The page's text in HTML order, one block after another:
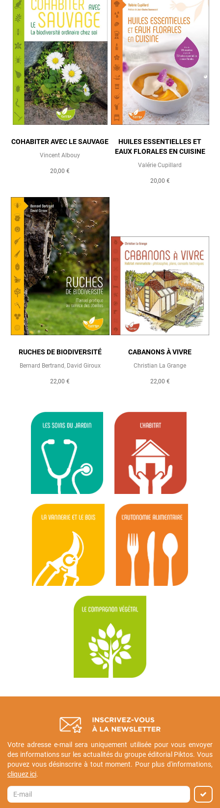
COHABITER AVEC LE SAUVAGE
Vincent Albouy
20,00 €
HUILES ESSENTIELLES ET
EAUX FLORALES EN CUISINE
Valérie Cupillard
20,00 €
RUCHES DE BIODIVERSITÉ
Bernard Bertrand David Giroux
22,00 €
CABANONS À VIVRE
Christian La Grange
22,00 €
Votre adresse e-mail sera uniquement utilisée pour vous envoyer
des informations sur les actualités du groupe éditorial Piktos. Vous
pouvez vous désinscrire à tout moment. Pour plus d'informations,
cliquez ici.